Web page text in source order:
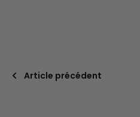
Article précédent